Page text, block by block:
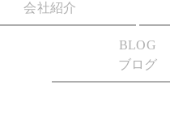
会社紹介
BLOG
ブログ